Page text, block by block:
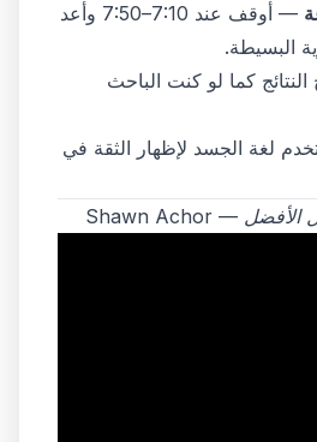
— أوقف عند 7:10–7:50 وأعد
البسيطة.
كما لو كنت الباحث
لغة الجسد لإظهار الثقة في
الأفضل — Shawn Achor